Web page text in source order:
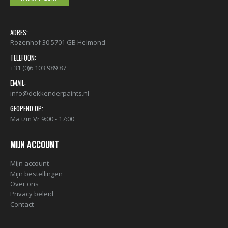
ADRES:
Rozenhof 30 5701 GB Helmond
TELEFOON:
+31 (0)6 103 989 87
EMAIL:
info@dekkenderpaints.nl
GEOPEND OP:
Ma t/m Vr 9:00 - 17:00
MIJN ACCOUNT
Mijn account
Mijn bestellingen
Over ons
Privacy beleid
Contact